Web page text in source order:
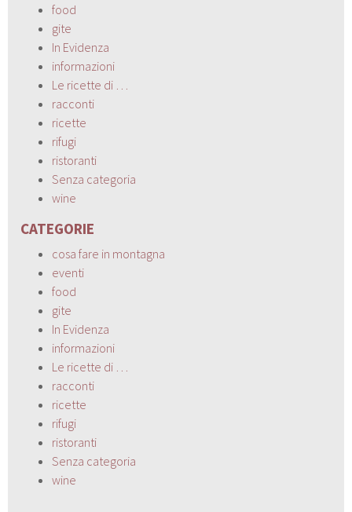
food
gite
In Evidenza
informazioni
Le ricette di …
racconti
ricette
rifugi
ristoranti
Senza categoria
wine
CATEGORIE
cosa fare in montagna
eventi
food
gite
In Evidenza
informazioni
Le ricette di …
racconti
ricette
rifugi
ristoranti
Senza categoria
wine